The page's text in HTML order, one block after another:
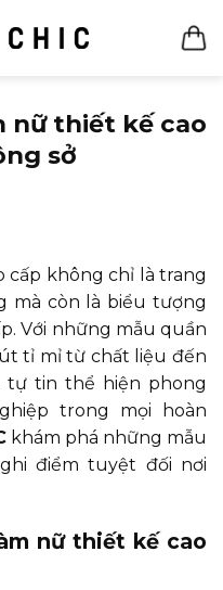
nữ thiết kế cao
sở
cấp không chỉ là trang
mà còn là biểu tượng
Với những mẫu quần
tỉ mỉ từ chất liệu đến
tự tin thể hiện phong
trong mọi hoàn
khám phá những mẫu
điểm tuyệt đối nơi
nữ thiết kế cao